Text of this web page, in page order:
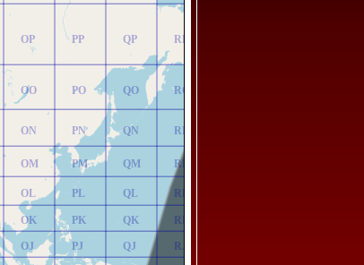
OJ
OK
OL
OM
ON
OO
OP
PJ
PK
PL
PM
PN
PO
PP
QJ
QK
QL
QM
QN
QO
QP
RJ
RK
RL
RM
RN
RO
RP